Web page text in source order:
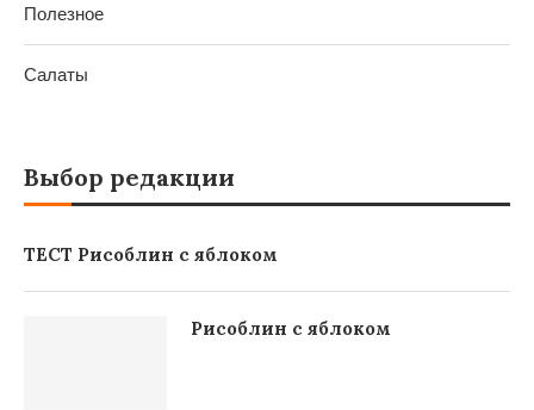
Полезное
Салаты
Выбор редакции
ТЕСТ Рисоблин с яблоком
Рисоблин с яблоком